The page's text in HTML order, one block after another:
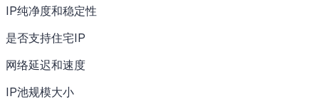
IP纯净度和稳定性
是否支持住宅IP
网络延迟和速度
IP池规模大小